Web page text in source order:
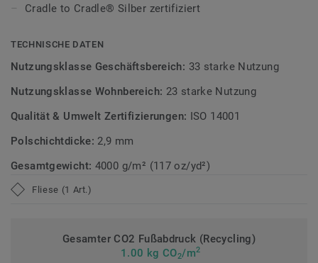
unseren nachhaltigen und kreislauffähigen
Gebrauch.
Teppichfliesen
Cradle to Cradle® Silber zertifiziert
TECHNISCHE DATEN
Nutzungsklasse Geschäftsbereich: 33 starke Nutzung
Nutzungsklasse Wohnbereich: 23 starke Nutzung
Qualität & Umwelt Zertifizierungen: ISO 14001
Polschichtdicke: 2,9 mm
Gesamtgewicht: 4000 g/m² (117 oz/yd²)
Fliese (1 Art.)
Gesamter CO2 Fußabdruck (Recycling)
1.00 kg CO2/m2